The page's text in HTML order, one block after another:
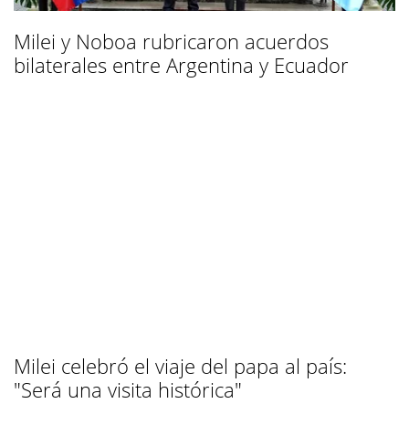
Milei y Noboa rubricaron acuerdos
bilaterales entre Argentina y Ecuador
Milei celebró el viaje del papa al país:
"Será una visita histórica"